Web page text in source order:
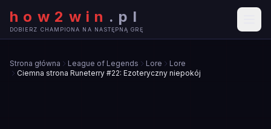
how2win . pl
DOBIERZ CHAMPIONA NA NASTĘPNĄ GRĘ
Strona główna League of Legends Lore
Lore
Ciemna strona Runeterry #22: Ezoteryczny niepokój